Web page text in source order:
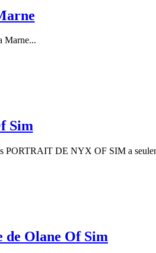
Marne...
Sim
PORTRAIT DE NYX OF SIM a
de Olane Of Sim